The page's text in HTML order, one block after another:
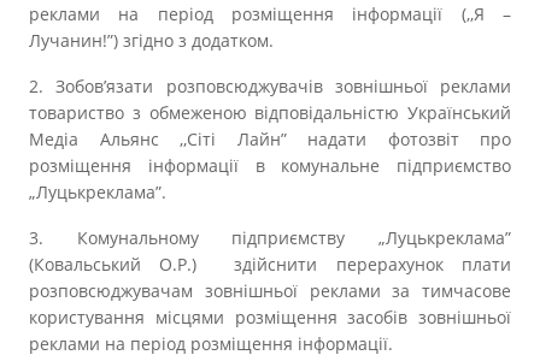
реклами на період розміщення інформації (,,Я –
Лучанин!”) згідно з додатком.
2. Зобов’язати розповсюджувачів зовнішньої реклами
товариство з обмеженою відповідальністю Український
Медіа Альянс ,,Сіті Лайн” надати фотозвіт про
розміщення інформації в комунальне підприємство
„Луцькреклама”.
3. Комунальному підприємству „Луцькреклама”
(Ковальський О.Р.) здійснити перерахунок плати
розповсюджувачам зовнішньої реклами за тимчасове
користування місцями розміщення засобів зовнішньої
реклами на період розміщення інформації.